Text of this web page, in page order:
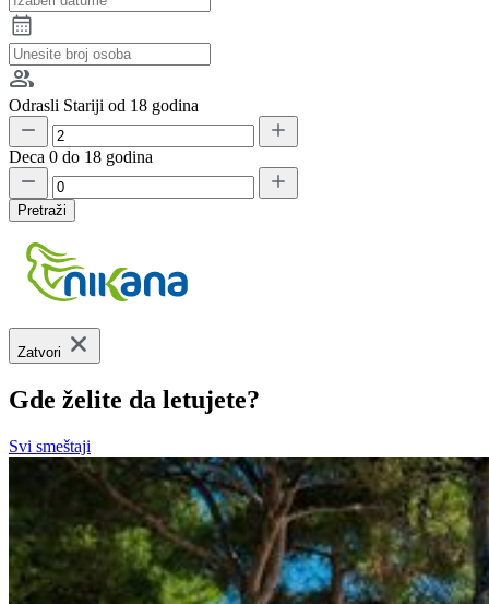
Odrasli Stariji od 18 godina
Deca 0 do 18 godina
Pretraži
Zatvori
Gde želite da letujete?
Svi smeštaji